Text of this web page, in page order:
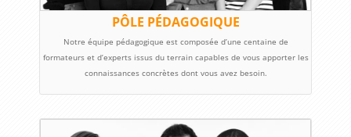
PÔLE PÉDAGOGIQUE
Notre équipe pédagogique est composée d’une centaine de
formateurs et d’experts issus du terrain capables de vous apporter les
connaissances concrètes dont vous avez besoin.